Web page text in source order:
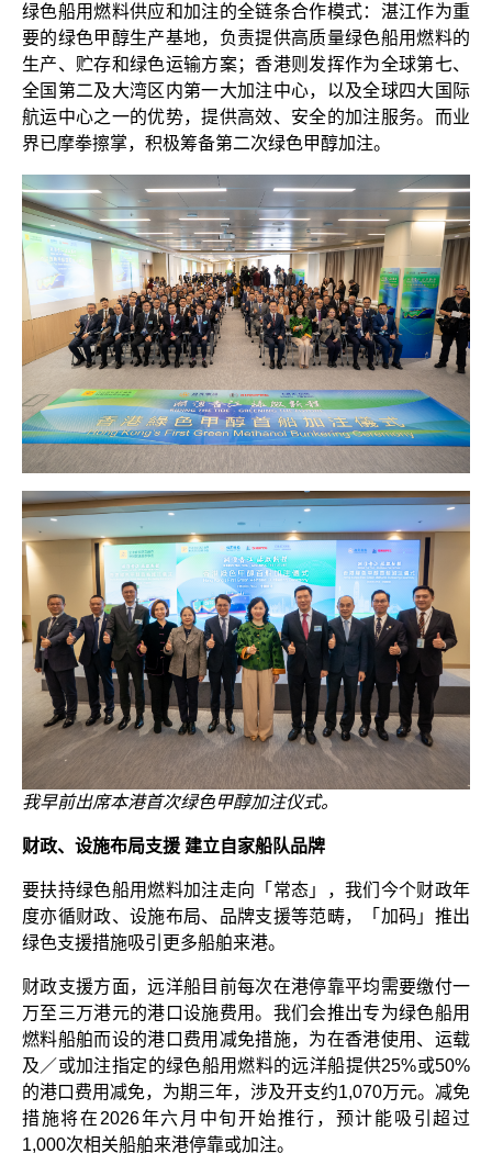
绿色船用燃料供应和加注的全链条合作模式：湛江作为重
要的绿色甲醇生产基地，负责提供高质量绿色船用燃料的
生产、贮存和绿色运输方案；香港则发挥作为全球第七、
全国第二及大湾区内第一大加注中心，以及全球四大国际
航运中心之一的优势，提供高效、安全的加注服务。而业
界已摩拳擦掌，积极筹备第二次绿色甲醇加注。
我早前出席本港首次绿色甲醇加注仪式。
财政、设施布局支援 建立自家船队品牌
要扶持绿色船用燃料加注走向「常态」，我们今个财政年
度亦循财政、设施布局、品牌支援等范畴，「加码」推出
绿色支援措施吸引更多船舶来港。
财政支援方面，远洋船目前每次在港停靠平均需要缴付一
万至三万港元的港口设施费用。我们会推出专为绿色船用
燃料船舶而设的港口费用减免措施，为在香港使用、运载
及／或加注指定的绿色船用燃料的远洋船提供25%或50%
的港口费用减免，为期三年，涉及开支约1,070万元。减免
措施将在2026年六月中旬开始推行，预计能吸引超过
1,000次相关船舶来港停靠或加注。